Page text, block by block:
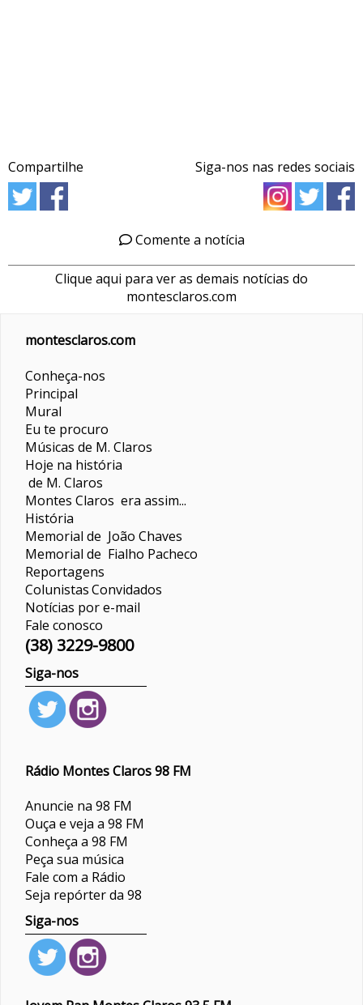
Compartilhe Siga-nos nas redes sociais
Comente a notícia
Clique aqui para ver as demais notícias do
montesclaros.com
montesclaros.com
Conheça-nos
Principal
Mural
Eu te procuro
Músicas de M. Claros
Hoje na história
de M. Claros
Montes Claros era assim...
História
Memorial de João Chaves
Memorial de Fialho Pacheco
Reportagens
ColunistasConvidados
Notícias por e-mail
Fale conosco
(38) 3229-9800
Siga-nos
Rádio Montes Claros 98 FM
Anuncie na 98 FM
Ouça e veja a 98 FM
Conheça a 98 FM
Peça sua música
Fale com a Rádio
Seja repórter da 98
Siga-nos